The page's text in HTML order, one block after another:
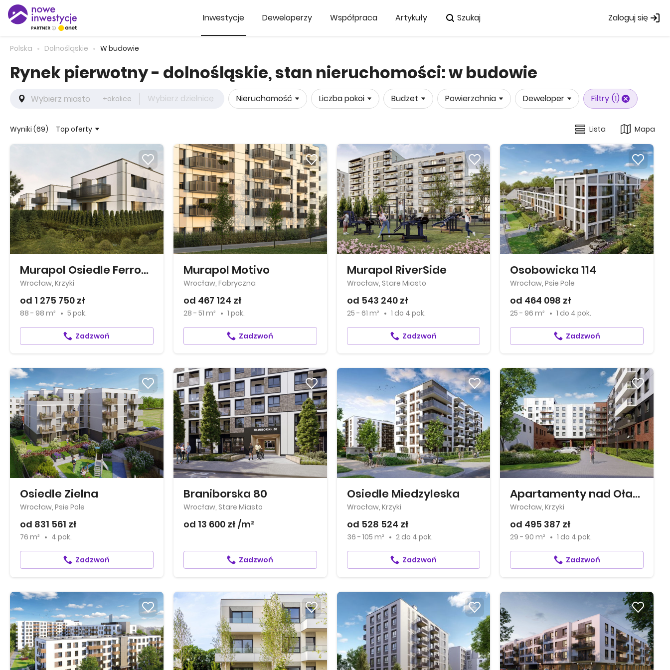
Inwestycje Deweloperzy Współpraca Artykuły Szukaj Zaloguj się
Polska Dolnośląskie W budowie
Rynek pierwotny - dolnośląskie, stan nieruchomości: w budowie
+okolice Wybierz dzielnicę Nieruchomość Liczba pokoi Budżet Powierzchnia Deweloper Filtry (1)
Wyniki (69) Top oferty Lista Mapa
Murapol Osiedle Ferrovia
Wrocław, Krzyki
od 1 275 750 zł
88 - 98 m² 5 pok.
Zadzwoń
Murapol Motivo
Wrocław, Fabryczna
od 467 124 zł
28 - 51 m² 1 pok.
Zadzwoń
Murapol RiverSide
Wrocław, Stare Miasto
od 543 240 zł
25 - 61 m² 1 do 4 pok.
Zadzwoń
Osobowicka 114
Wrocław, Psie Pole
od 464 098 zł
25 - 96 m² 1 do 4 pok.
Zadzwoń
Osiedle Zielna
Wrocław, Psie Pole
od 831 561 zł
76 m² 4 pok.
Zadzwoń
Braniborska 80
Wrocław, Stare Miasto
od 13 600 zł /m²
Zadzwoń
Osiedle Miedzyleska
Wrocław, Krzyki
od 528 524 zł
36 - 105 m² 2do 4 pok.
Zadzwoń
Apartamenty nad Oławką
Wrocław, Krzyki
od 495 387 zł
29 - 90 m² 1 do 4 pok.
Zadzwoń